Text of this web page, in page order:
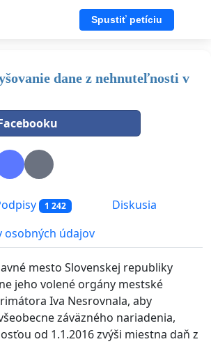
Spustiť petíciu
dane z nehnuteľnosti v
1 242
Diskusia
osobných údajov
mesto Slovenskej republiky
jeho volené orgány mestské
Iva Nesrovnala, aby
záväzného nariadenia,
od 1.1.2016 zvýši miestna daň z